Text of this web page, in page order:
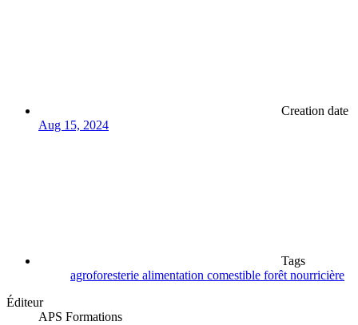
Creation date
Aug 15, 2024
Tags
agroforesterie alimentation comestible forêt nourricière
Éditeur
APS Formations